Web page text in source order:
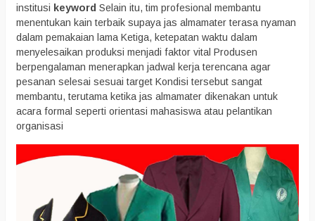
institusi keyword Selain itu, tim profesional membantu
menentukan kain terbaik supaya jas almamater terasa nyaman
dalam pemakaian lama Ketiga, ketepatan waktu dalam
menyelesaikan produksi menjadi faktor vital Produsen
berpengalaman menerapkan jadwal kerja terencana agar
pesanan selesai sesuai target Kondisi tersebut sangat
membantu, terutama ketika jas almamater dikenakan untuk
acara formal seperti orientasi mahasiswa atau pelantikan
organisasi